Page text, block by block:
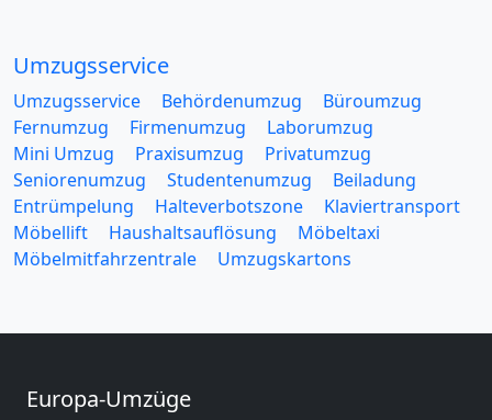
Umzugsservice
Umzugsservice Behördenumzug
Büroumzug
Fernumzug
Firmenumzug
Laborumzug
Mini Umzug
Praxisumzug
Privatumzug
Seniorenumzug
Studentenumzug
Beiladung
Entrümpelung
Halteverbotszone
Klaviertransport
Möbellift
Haushaltsauflösung
Möbeltaxi
Möbelmitfahrzentrale
Umzugskartons
Europa-Umzüge